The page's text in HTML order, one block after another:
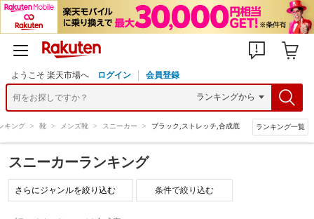
ようこそ 楽天市場へ ログイン 会員登録
キング > 靴 > メンズ靴 > スニーカー > ブラック,ストレッチ,合成底 ランキング一覧
スニーカーランキング
条件で絞り込む